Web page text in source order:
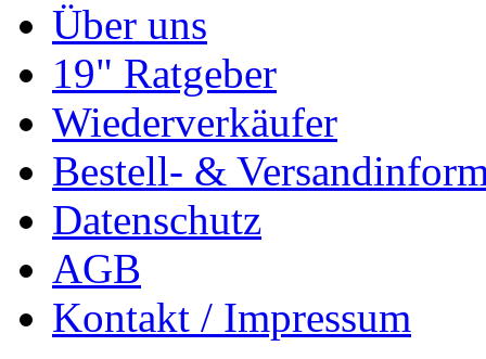
Über uns
19" Ratgeber
Wiederverkäufer
Bestell- &
Datenschutz
AGB
Kontakt / Impressum